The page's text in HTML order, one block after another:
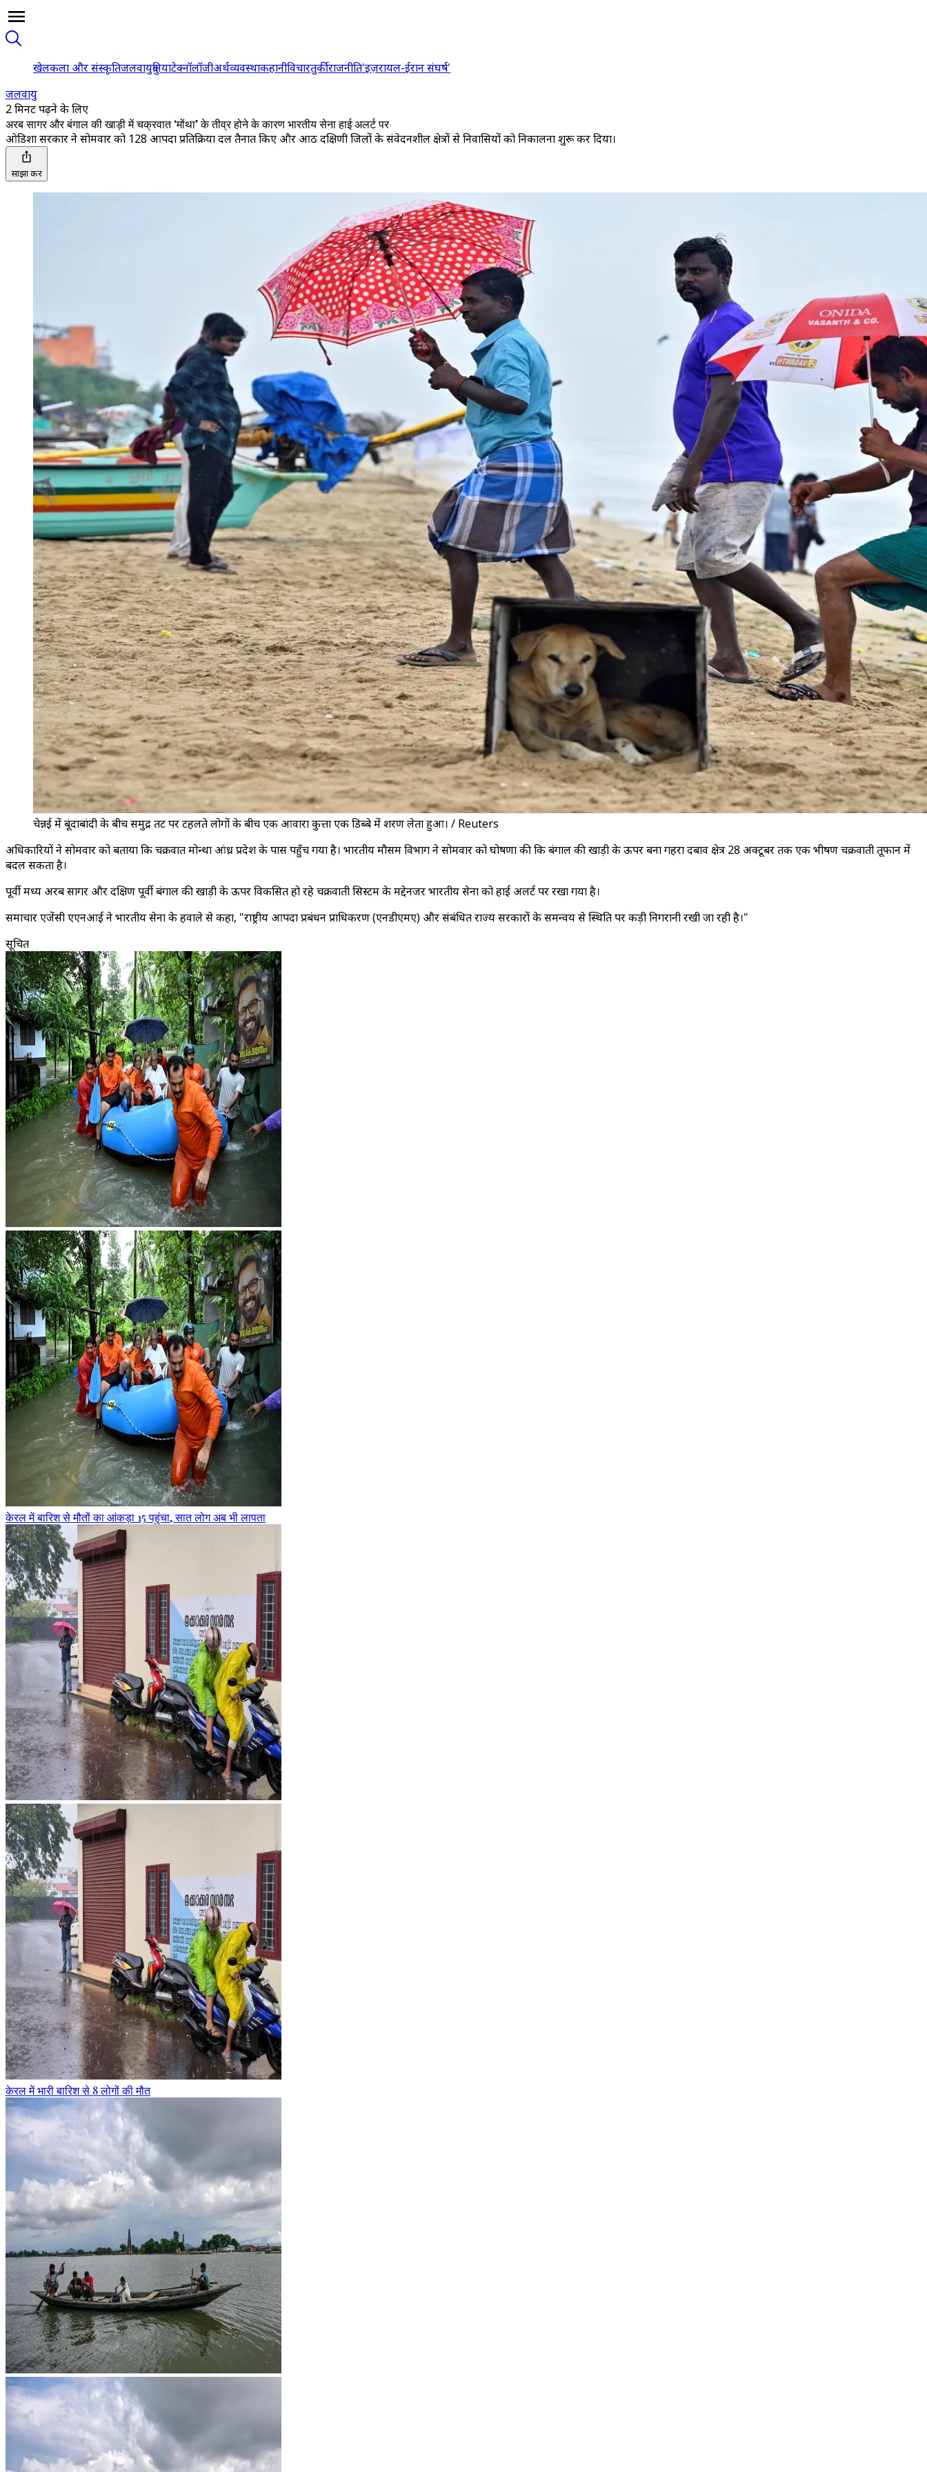
खेलकला और संस्कृतिजलवायुदुनियाटेक्नॉलॉजीअर्थव्यवस्थाकहानीविचारतुर्कीराजनीति'इज़रायल-ईरान संघर्ष'
जलवायु
2 मिनट पढ़ने के लिए
अरब सागर और बंगाल की खाड़ी में चक्रवात ‘मोंथा’ के तीव्र होने के कारण भारतीय सेना हाई अलर्ट पर
ओडिशा सरकार ने सोमवार को 128 आपदा प्रतिक्रिया दल तैनात किए और आठ दक्षिणी जिलों के संवेदनशील क्षेत्रों से निवासियों को निकालना शुरू कर दिया।
साझा करें
चेन्नई में बूंदाबांदी के बीच समुद्र तट पर टहलते लोगों के बीच एक आवारा कुत्ता एक डिब्बे में शरण लेता हुआ। / Reuters
अधिकारियों ने सोमवार को बताया कि चक्रवात मोन्था आंध्र प्रदेश के पास पहुँच गया है। भारतीय मौसम विभाग ने सोमवार को घोषणा की कि बंगाल की खाड़ी के ऊपर बना गहरा दबाव क्षेत्र 28 अक्टूबर तक एक भीषण चक्रवाती तूफान में
बदल सकता है।
पूर्वी मध्य अरब सागर और दक्षिण पूर्वी बंगाल की खाड़ी के ऊपर विकसित हो रहे चक्रवाती सिस्टम के मद्देनजर भारतीय सेना को हाई अलर्ट पर रखा गया है।
समाचार एजेंसी एएनआई ने भारतीय सेना के हवाले से कहा, "राष्ट्रीय आपदा प्रबंधन प्राधिकरण (एनडीएमए) और संबंधित राज्य सरकारों के समन्वय से स्थिति पर कड़ी निगरानी रखी जा रही है।"
सूचित
केरल में बारिश से मौतों का आंकड़ा 15 पहुंचा, सात लोग अब भी लापता
केरल में भारी बारिश से 8 लोगों की मौत